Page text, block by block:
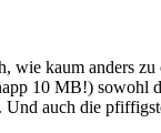
kaum anders
10 MB!) sowohl
auch die